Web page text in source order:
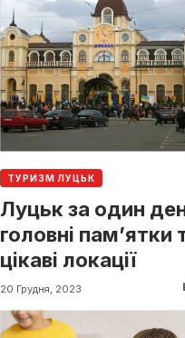
ТУРИЗМ ЛУЦЬК
Луцьк за один
головні пам’ятки
цікаві локації
20 Грудня, 2023